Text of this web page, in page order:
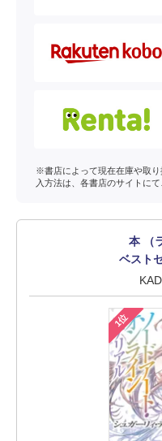
※書店によって現在在庫や取
入方法は、各書店のサイトにて
本 （
ベスト
1位